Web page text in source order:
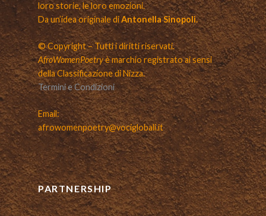
loro storie, le loro emozioni.
Da un’idea originale diAntonella Sinopoli.
© Copyright – Tutti i diritti riservati.
AfroWomenPoetryè marchio registrato ai sensi
della Classificazione di Nizza.
Termini e Condizioni
Email:
afrowomenpoetry@vociglobali.it
PARTNERSHIP